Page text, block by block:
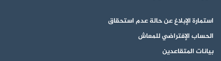
استمارة الإبلاغ عن حالة عدم استحقاق
الحساب الإفتراضي للمعاش
بيانات المتقاعدين